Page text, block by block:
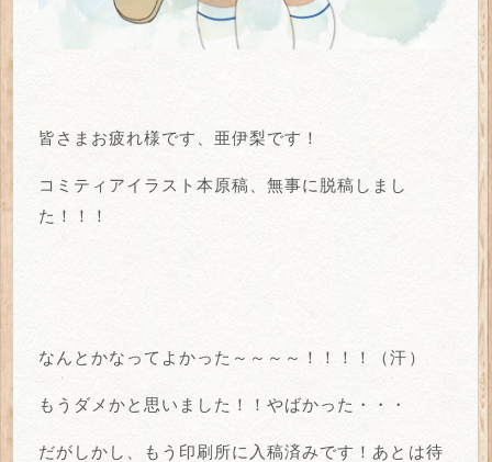
皆さまお疲れ様です、亜伊梨です！
コミティアイラスト本原稿、無事に脱稿しまし
た！！！
なんとかなってよかった～～～～！！！！（汗）
もうダメかと思いました！！やばかった・・・
だがしかし、もう印刷所に入稿済みです！あとは待